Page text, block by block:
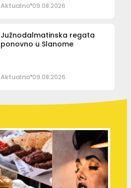
Aktualno 09.08.2026
Južnodalmatinska regata
ponovno u Slanome
Aktualno 09.08.2026